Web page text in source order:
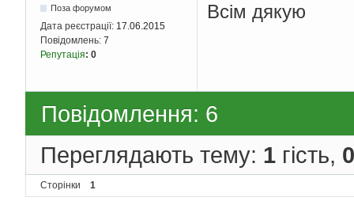
Поза форумом
Дата реєстрації: 17.06.2015
Повідомлень: 7
Репутація: 0
Всім дякую
Повідомлення: 6
Переглядають тему: 1 гість, 0
Сторінки 1